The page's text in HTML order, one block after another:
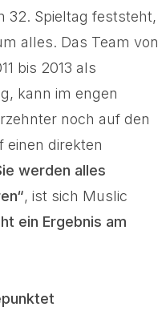
32. Spieltag feststeht,
alles. Das Team von
bis 2013 als
kann im engen
noch auf den
einen direkten
werden alles
, ist sich Muslic
ein Ergebnis am